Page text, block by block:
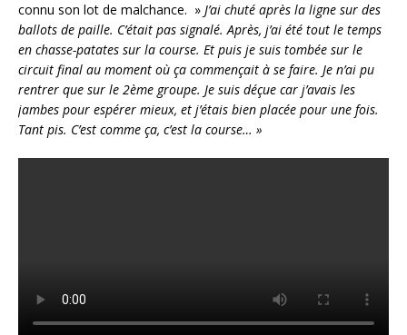
connu son lot de malchance. » J’ai chuté après la ligne sur des
ballots de paille. C’était pas signalé. Après, j’ai été tout le temps
en chasse-patates sur la course. Et puis je suis tombée sur le
circuit final au moment où ça commençait à se faire. Je n’ai pu
rentrer que sur le 2ème groupe. Je suis déçue car j’avais les
jambes pour espérer mieux, et j’étais bien placée pour une fois.
Tant pis. C’est comme ça, c’est la course… »